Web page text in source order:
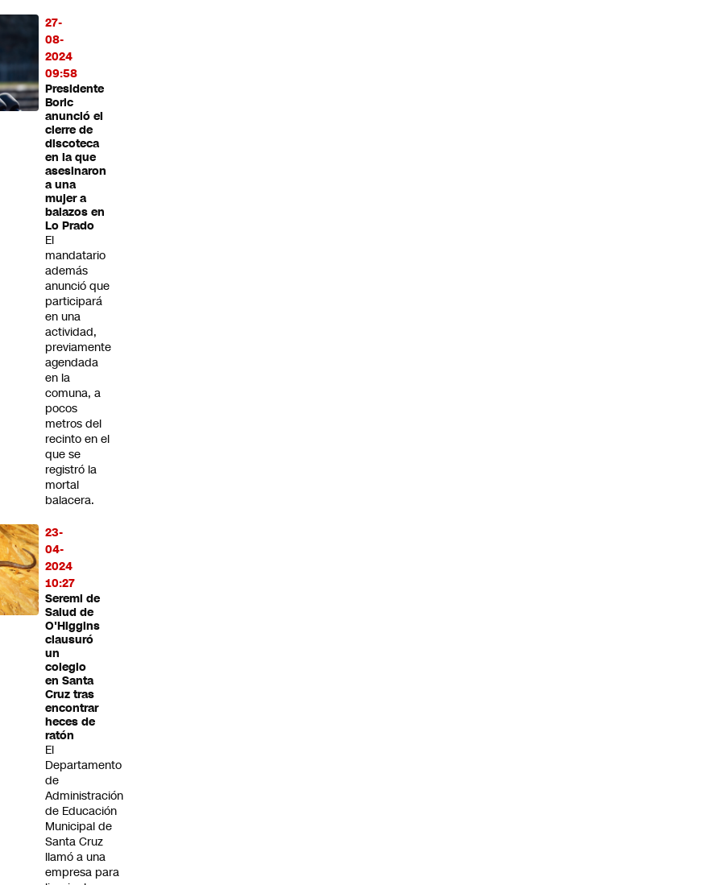
27-
08-
2024
09:58
Presidente
Boric
anunció el
cierre de
discoteca
en la que
asesinaron
a una
mujer a
balazos en
Lo Prado
El
mandatario
además
anunció que
participará
en una
actividad,
previamente
agendada
en la
comuna, a
pocos
metros del
recinto en el
que se
registró la
mortal
balacera.
23-
04-
2024
10:27
Seremi de
Salud de
O'Higgins
clausuró
un
colegio
en Santa
Cruz tras
encontrar
heces de
ratón
El
Departamento
de
Administración
de Educación
Municipal de
Santa Cruz
llamó a una
empresa para